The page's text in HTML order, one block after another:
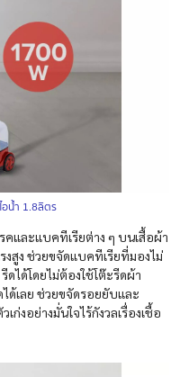
อน้ำ 1.8ลิตร
และแบคทีเรียต่าง ๆ บนเสื้อผ้า
สูง ช่วยขจัดแบคทีเรียที่มองไม่
ดได้โดยไม่ต้องใช้โต๊ะรีดผ้า
ด้เลย ช่วยขจัดรอยยับและ
ก่งอย่างมั่นใจไร้กังวลเรื่องเชื้อ